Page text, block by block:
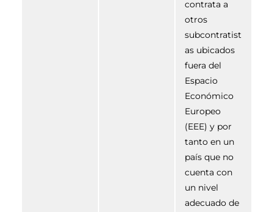
contrata a
otros
subcontratist
as ubicados
fuera del
Espacio
Económico
Europeo
(EEE) y por
tanto en un
país que no
cuenta con
un nivel
adecuado de